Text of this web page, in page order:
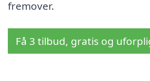
fremover.
Få 3 tilbud, gratis og